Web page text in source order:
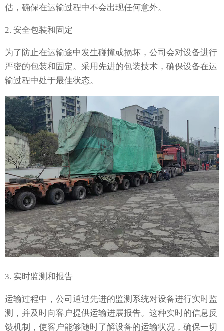
估，确保在运输过程中不会出现任何意外。
2. 安全包装和固定
为了防止在运输途中发生碰撞或损坏，公司会对设备进行
严密的包装和固定。采用先进的包装技术，确保设备在运
输过程中处于最佳状态。
3. 实时监测和报告
运输过程中，公司通过先进的监测系统对设备进行实时监
测，并及时向客户提供运输进展报告。这种实时的信息反
馈机制，使客户能够随时了解设备的运输状况，确保一切